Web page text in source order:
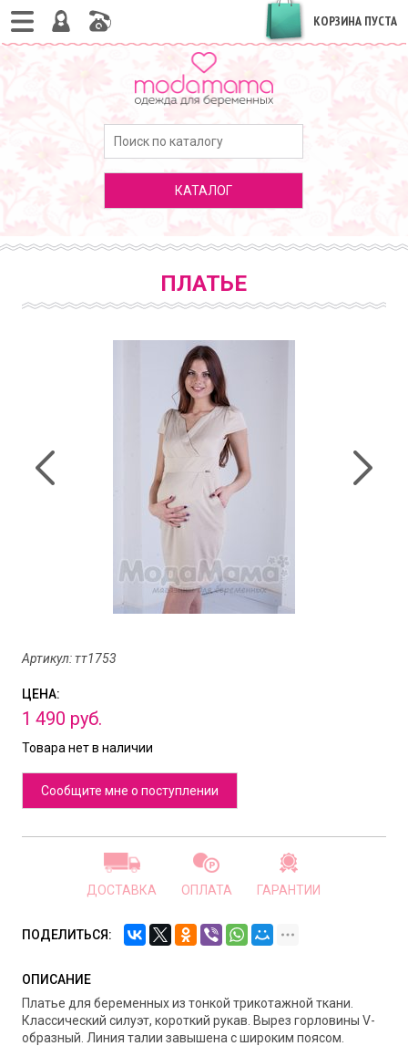
КОРЗИНА ПУСТА
КАТАЛОГ
ПЛАТЬЕ
Артикул: тт1753
ЦЕНА:
1 490 руб.
Товара нет в наличии
Сообщите мне о поступлении
ДОСТАВКА ОПЛАТА ГАРАНТИИ
ПОДЕЛИТЬСЯ:
ОПИСАНИЕ
Платье для беременных из тонкой трикотажной ткани.
Классический силуэт, короткий рукав. Вырез горловины V-
образный. Линия талии завышена с широким поясом.